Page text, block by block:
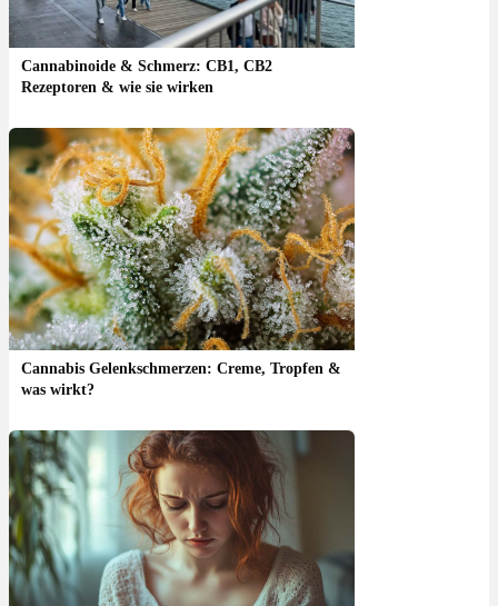
Cannabinoide & Schmerz: CB1, CB2
Rezeptoren & wie sie wirken
Cannabis Gelenkschmerzen: Creme, Tropfen &
was wirkt?